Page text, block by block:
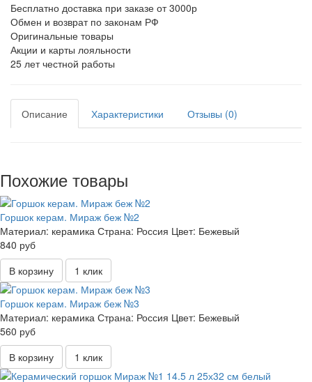
Бесплатно доставка при заказе от 3000р
Обмен и возврат по законам РФ
Оригинальные товары
Акции и карты лояльности
25 лет честной работы
Описание Характеристики Отзывы (0)
Похожие товары
Горшок керам. Мираж беж №2
Материал: керамика Страна: Россия Цвет: Бежевый
840 руб
В корзину
1 клик
Горшок керам. Мираж беж №3
Материал: керамика Страна: Россия Цвет: Бежевый
560 руб
В корзину
1 клик